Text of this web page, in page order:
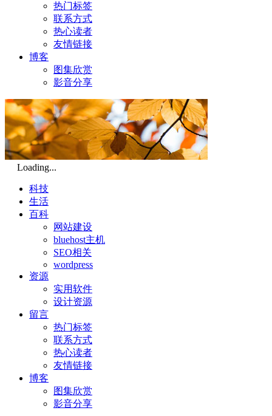
热门标签
联系方式
热心读者
友情链接
博客
图集欣赏
影音分享
Loading...
科技
生活
百科
网站建设
bluehost主机
SEO相关
wordpress
资源
实用软件
设计资源
留言
热门标签
联系方式
热心读者
友情链接
博客
图集欣赏
影音分享